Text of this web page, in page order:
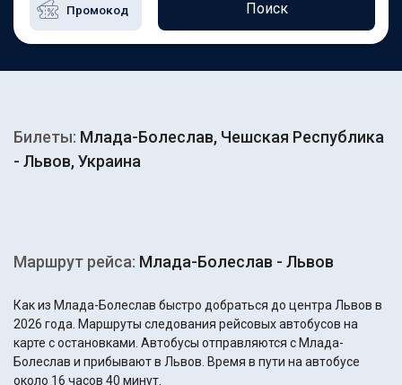
Поиск
Билеты: Млада-Болеслав, Чешская Республика
- Львов, Украина
Маршрут рейса: Млада-Болеслав - Львов
Как из Млада-Болеслав быстро добраться до центра Львов в
2026 года. Маршруты следования рейсовых автобусов на
карте с остановками. Автобусы отправляются с Млада-
Болеслав и прибывают в Львов. Время в пути на автобусе
около 16 часов 40 минут.